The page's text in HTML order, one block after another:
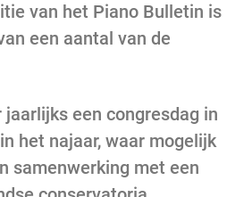
van het Piano Bulletin is
een aantal van de
jaarlijks een congresdag in
het najaar, waar mogelijk
samenwerking met een